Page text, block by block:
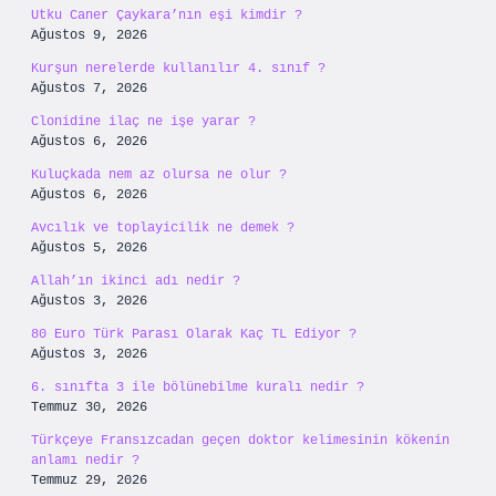
Utku Caner Çaykara’nın eşi kimdir ?
Ağustos 9, 2026
Kurşun nerelerde kullanılır 4. sınıf ?
Ağustos 7, 2026
Clonidine ilaç ne işe yarar ?
Ağustos 6, 2026
Kuluçkada nem az olursa ne olur ?
Ağustos 6, 2026
Avcılık ve toplayicilik ne demek ?
Ağustos 5, 2026
Allah’ın ikinci adı nedir ?
Ağustos 3, 2026
80 Euro Türk Parası Olarak Kaç TL Ediyor ?
Ağustos 3, 2026
6. sınıfta 3 ile bölünebilme kuralı nedir ?
Temmuz 30, 2026
Türkçeye Fransızcadan geçen doktor kelimesinin kökenin
anlamı nedir ?
Temmuz 29, 2026